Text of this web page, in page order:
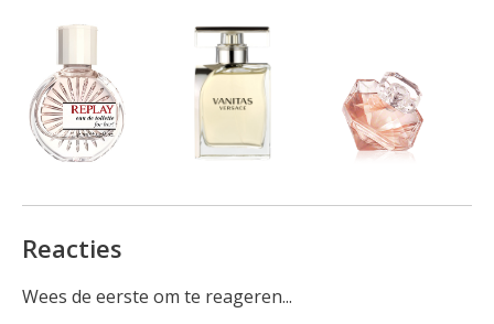
Reacties
Wees de eerste om te reageren...